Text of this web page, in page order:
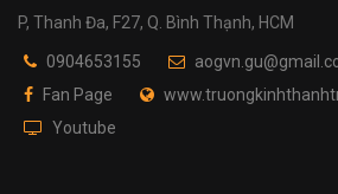
P, Thanh Đa, F27, Q. Bình Thạnh, HCM
0904653155
Fan Page
Youtube